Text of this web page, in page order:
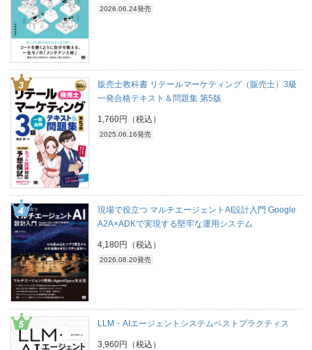
2026.06.24発売
販売士教科書 リテールマーケティング（販売士）3級
一発合格テキスト＆問題集 第5版
1,760円（税込）
2025.06.16発売
現場で役立つ マルチエージェントAI設計入門 Google
A2A×ADKで実現する堅牢な運用システム
4,180円（税込）
2026.08.20発売
LLM・AIエージェントシステムベストプラクティス
3,960円（税込）